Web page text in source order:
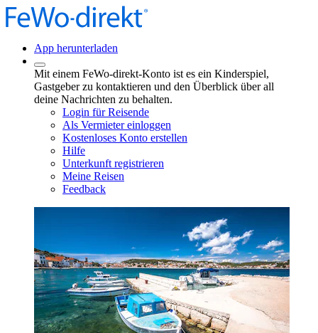
App herunterladen
Mit einem FeWo-direkt-Konto ist es ein Kinderspiel,
Gastgeber zu kontaktieren und den Überblick über all
deine Nachrichten zu behalten.
Login für Reisende
Als Vermieter einloggen
Kostenloses Konto erstellen
Hilfe
Unterkunft registrieren
Meine Reisen
Feedback